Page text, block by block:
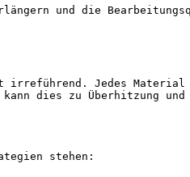
und die
Jedes Material
dies zu Überhitzung und
stehen: